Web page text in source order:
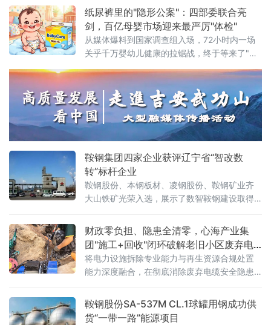
生产、安装及售后运维于一体的专业热工装备
制造企业，正依托当地完整的电瓷产业链配套
优势，成长为中南地区工业智能化窑炉领域的
重要力量。合联工业设备深耕高压
纸尿裤里的"隐形公案"：四部委联合亮
剑，百亿母婴市场迎来最严厉"体检"
从媒体爆料到国家调查组入场，72小时内一场
关乎千万婴幼儿健康的拉锯战，终于等来了"裁
6月18日，《经济参考报》一篇调查报道犹如深
水炸弹，将"好奇""碧芭宝贝""Babycare"三大
纸尿裤巨头推上风口浪尖——多款主流婴幼儿
纸尿裤被检出甲酰胺，一种被欧盟列为1B类生
殖毒性的有害物质。更令家长心惊的是记者的
鞍钢集团四家企业获评辽宁省“智改数
转”标杆企业
鞍钢股份、本钢板材、凌钢股份、鞍钢矿业齐
大山铁矿光荣入选，展示了数智鞍钢建设取得
智能化、绿色化发展方向，引导各级企业将人
工智能、大数据、工业互联网等与生产经营深
度融合，全力推进智能化改造、数字化转型，
为新鞍钢加快建设世界一流企业注入数智动
能。鞍钢股份积
财政零负担、隐患全清零，心海产业集
团"施工+回收"闭环破解老旧小区废弃电
缆消隐难题
将电力设施拆除专业能力与再生资源合规处置
能力深度融合，在彻底消除废弃电缆安全隐患
用，真正做到"新线入、旧线清、资源归"。
鞍钢股份SA-537M CL.1球罐用钢成功供
货“一带一路”能源项目